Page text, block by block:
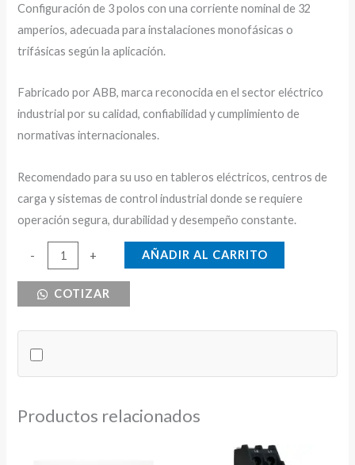
Configuración de 3 polos con una corriente nominal de 32
amperios, adecuada para instalaciones monofásicas o
trifásicas según la aplicación.
Fabricado por ABB, marca reconocida en el sector eléctrico
industrial por su calidad, confiabilidad y cumplimiento de
normativas internacionales.
Recomendado para su uso en tableros eléctricos, centros de
carga y sistemas de control industrial donde se requiere
operación segura, durabilidad y desempeño constante.
-
BREAKER
RIEL
CURVA
C
+ AÑADIR AL CARRITO
COTIZAR
Productos relacionados